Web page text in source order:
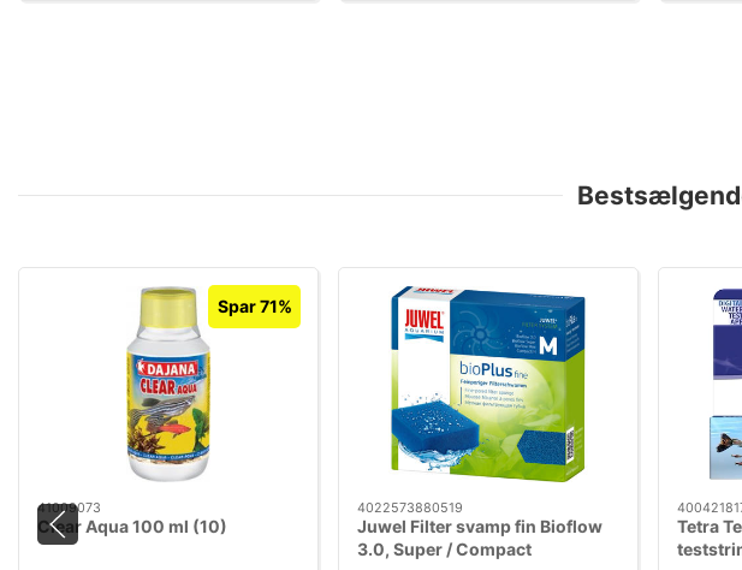
Spar 71%
41009073
Clear Aqua 100 ml (10)
4022573880519
Juwel Filter svamp fin Bioflow
3.0, Super / Compact
Tetra